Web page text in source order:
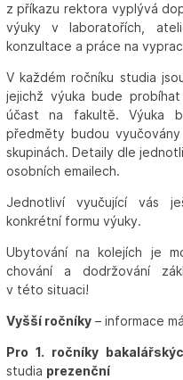
z příkazu rektora vyplývá
výuky v laboratořích,
konzultace a práce na
V každém ročníku studia
jejichž výuka bude
účast na fakultě. Výuka
předměty budou
skupinách. Detaily dle
osobních emailech.
Jednotliví vyučující vás
konkrétní formu výuky.
Ubytování na kolejích je
chování a dodržování
v této situaci!
Vyšší ročníky– informace
Pro 1. ročníky
studia prezenční